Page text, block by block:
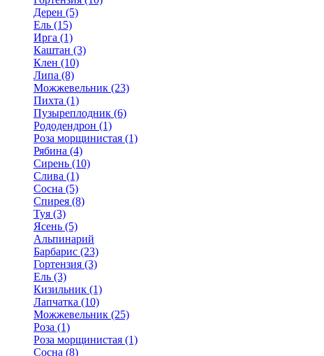
Дерен (5)
Ель (15)
Ирга (1)
Каштан (3)
Клен (10)
Липа (8)
Можжевельник (23)
Пихта (1)
Пузыреплодник (6)
Рододендрон (1)
Роза морщинистая (1)
Рябина (4)
Сирень (10)
Слива (1)
Сосна (5)
Спирея (8)
Туя (3)
Ясень (5)
Альпинарий
Барбарис (23)
Гортензия (3)
Ель (3)
Кизильник (1)
Лапчатка (10)
Можжевельник (25)
Роза (1)
Роза морщинистая (1)
Сосна (8)